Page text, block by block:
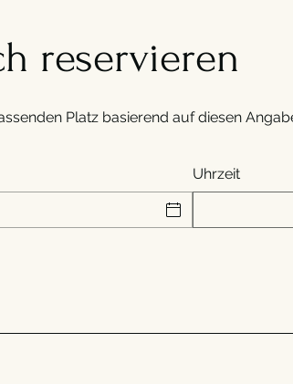
reservieren
Platz basierend auf diesen
Uhrzeit